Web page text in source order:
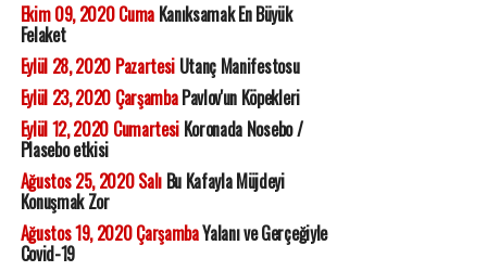
Ekim 09, 2020 CumaKanıksamak En Büyük
Felaket
Eylül 28, 2020 PazartesiUtanç Manifestosu
Eylül 23, 2020 ÇarşambaPavlov'un Köpekleri
Eylül 12, 2020 CumartesiKoronada Nosebo /
Plasebo etkisi
Ağustos 25, 2020 SalıBu Kafayla Müjdeyi
Konuşmak Zor
Ağustos 19, 2020 ÇarşambaYalanı ve Gerçeğiyle
Covid-19